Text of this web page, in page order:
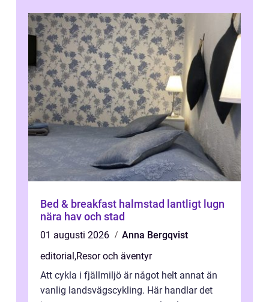
Bed & breakfast halmstad lantligt lugn
nära hav och stad
01 augusti 2026
Anna Bergqvist
editorial,Resor och äventyr
Att cykla i fjällmiljö är något helt annat än
vanlig landsvägscykling. Här handlar det